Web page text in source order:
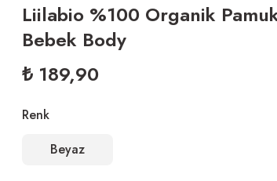
Liilabio %100 Organik
Bebek Body
₺ 189,90
Renk
Beyaz